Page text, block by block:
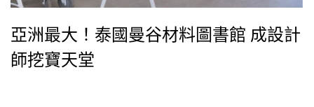
亞洲最大！泰國曼谷材料圖書館 成設計
師挖寶天堂